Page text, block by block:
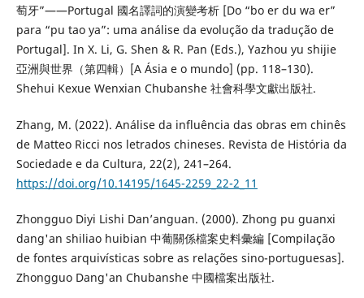
萄牙”——Portugal 國名譯詞的演變考析 [Do “bo er du wa er”
para “pu tao ya”: uma análise da evolução da tradução de
Portugal]. In X. Li, G. Shen & R. Pan (Eds.), Yazhou yu shijie
亞洲與世界（第四輯）[A Ásia e o mundo] (pp. 118–130).
Shehui Kexue Wenxian Chubanshe 社會科學文獻出版社.
Zhang, M. (2022). Análise da influência das obras em chinês
de Matteo Ricci nos letrados chineses. Revista de História da
Sociedade e da Cultura, 22(2), 241–264.
https://doi.org/10.14195/1645-2259_22-2_11
Zhongguo Diyi Lishi Dan’anguan. (2000). Zhong pu guanxi
dang'an shiliao huibian 中葡關係檔案史料彙編 [Compilação
de fontes arquivísticas sobre as relações sino-portuguesas].
Zhongguo Dang'an Chubanshe 中國檔案出版社.